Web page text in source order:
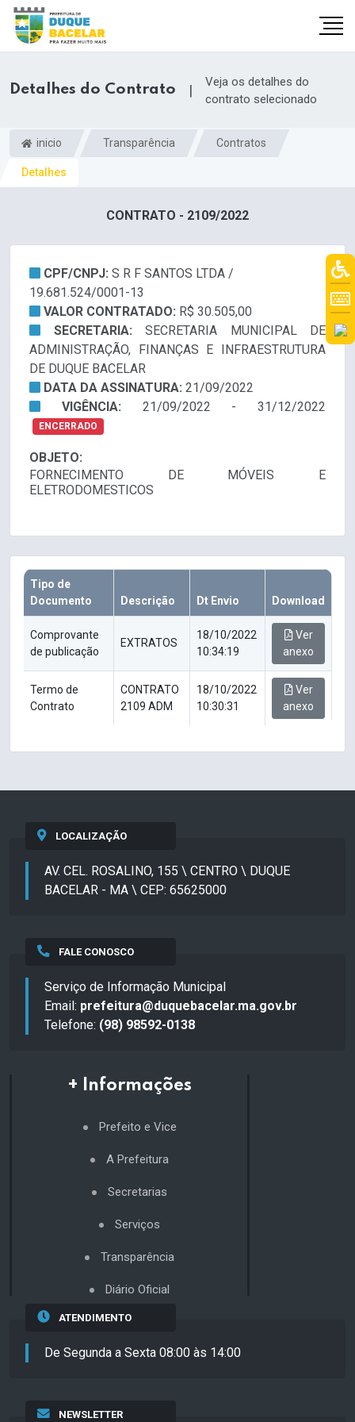
Detalhes do Contrato |
Veja os detalhes do
contrato selecionado
inicio Transparência Contratos
Detalhes
CONTRATO - 2109/2022
CPF/CNPJ: S R F SANTOS LTDA /
19.681.524/0001-13
VALOR CONTRATADO: R$ 30.505,00
SECRETARIA: SECRETARIA MUNICIPAL DE
ADMINISTRAÇÃO, FINANÇAS E INFRAESTRUTURA
DE DUQUE BACELAR
DATA DA ASSINATURA: 21/09/2022
VIGÊNCIA: 21/09/2022 - 31/12/2022
ENCERRADO
OBJETO:
FORNECIMENTO DE MÓVEIS E
ELETRODOMESTICOS
Tipo de
Documento
Descrição Dt Envio Download
Comprovante
de publicação
EXTRATOS
18/10/2022
10:34:19
Ver
anexo
Termo de
Contrato
CONTRATO
2109 ADM
18/10/2022
10:30:31
Ver
anexo
LOCALIZAÇÃO
AV. CEL. ROSALINO, 155 \ CENTRO \ DUQUE
BACELAR - MA \ CEP: 65625000
FALE CONOSCO
Serviço de Informação Municipal
Email: prefeitura@duquebacelar.ma.gov.br
Telefone: (98) 98592-0138
+ Informações
Prefeito e Vice
A Prefeitura
Secretarias
Serviços
Transparência
Diário Oficial
ATENDIMENTO
De Segunda a Sexta 08:00 às 14:00
NEWSLETTER